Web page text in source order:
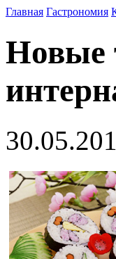
Главная Гастрономия
Новые